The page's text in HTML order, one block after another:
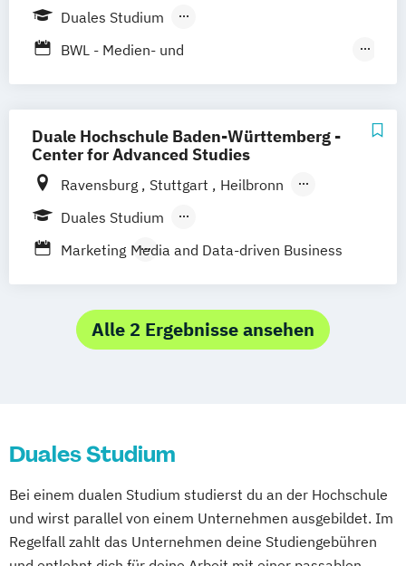
Heilbronn
Mannheim
Duales Studium
Berufsbegleitendes Präsenzstudium
BWL - Medien- und
marketing
Business Management (Schwerpunkt
Marketing)
Medien und Marketing)
Duale Hochschule Baden-Württemberg -
Center for Advanced Studies
Ravensburg Stuttgart
Heilbronn
Bad Mergentheim
Mannheim Mosbach
Villingen-Schwenningen Horb am Neckar
Duales Studium
Berufsbegleitendes Präsenzstudium
Marketing Media and Data-driven Business
Alle 2 Ergebnisse ansehen
Duales Studium
Bei einem dualen Studium studierst du an der Hochschule
und wirst parallel von einem Unternehmen ausgebildet. Im
Regelfall zahlt das Unternehmen deine Studiengebühren